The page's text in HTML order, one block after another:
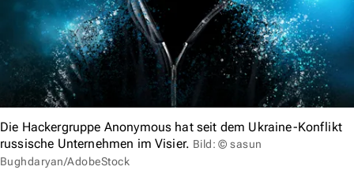
Die Hackergruppe Anonymous hat seit dem Ukraine-Konflikt
russische Unternehmen im Visier. Bild: © sasun
Bughdaryan/AdobeStock